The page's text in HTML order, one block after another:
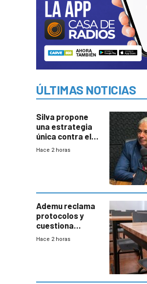
ÚLTIMAS NOTICIAS
Silva propone
una estrategia
única contra el
narcotráfico y
Hace 2 horas
Ademu reclama
protocolos y
cuestiona
demora de
Hace 2 horas